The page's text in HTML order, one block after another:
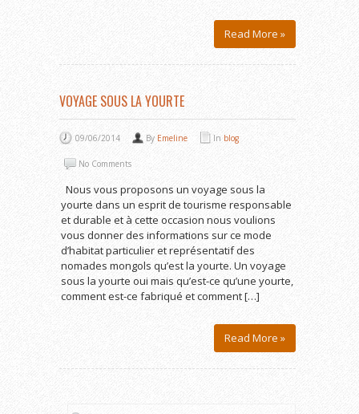
Read More »
VOYAGE SOUS LA YOURTE
09/06/2014 By Emeline In blog
No Comments
Nous vous proposons un voyage sous la
yourte dans un esprit de tourisme responsable
et durable et à cette occasion nous voulions
vous donner des informations sur ce mode
d’habitat particulier et représentatif des
nomades mongols qu’est la yourte. Un voyage
sous la yourte oui mais qu’est-ce qu’une yourte,
comment est-ce fabriqué et comment […]
Read More »